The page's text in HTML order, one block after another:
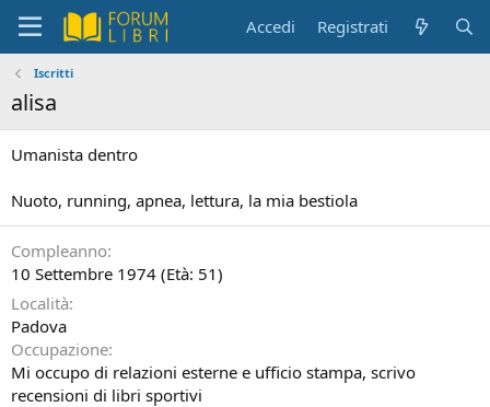
Accedi Registrati
Iscritti
alisa
Umanista dentro
Nuoto, running, apnea, lettura, la mia bestiola
Compleanno
10 Settembre 1974 (Età: 51)
Località
Padova
Occupazione
Mi occupo di relazioni esterne e ufficio stampa, scrivo
recensioni di libri sportivi